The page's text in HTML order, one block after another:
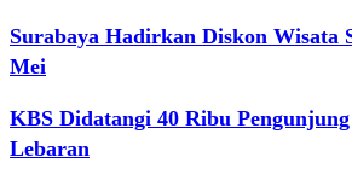
Surabaya Hadirkan Diskon Wisata
Mei
KBS Didatangi 40 Ribu
Lebaran